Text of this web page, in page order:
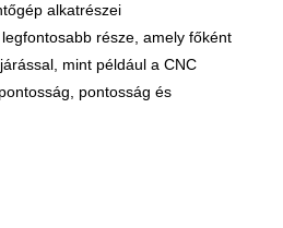
alkatrészei
része, amely főként
mint például a CNC
pontosság és